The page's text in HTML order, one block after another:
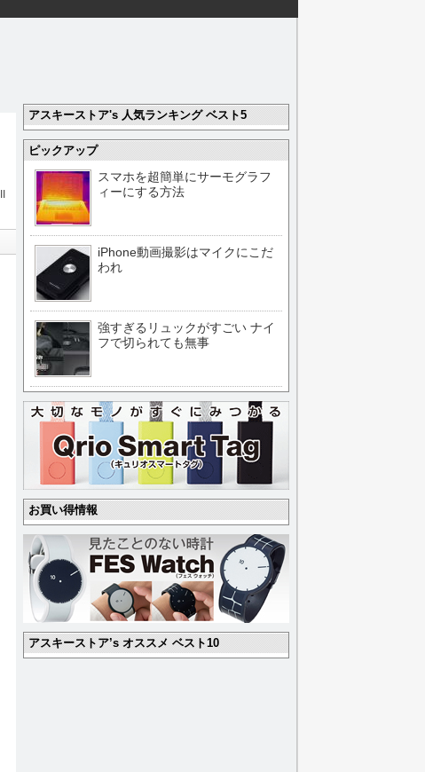
アスキーストア's 人気ランキング ベスト5
ピックアップ
スマホを超簡単にサーモグラフ
ィーにする方法
iPhone動画撮影はマイクにこだ
われ
強すぎるリュックがすごい ナイ
フで切られても無事
お買い得情報
アスキーストア’s オススメ ベスト10